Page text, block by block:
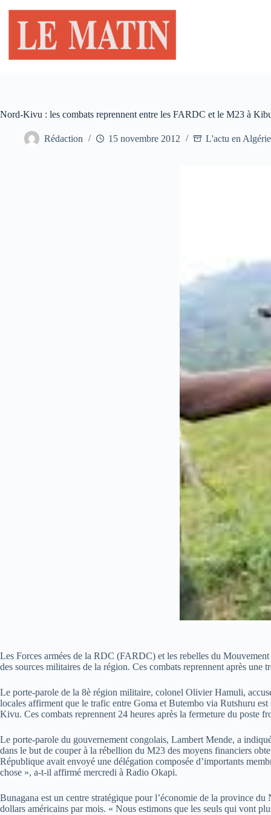
contenu
Nord-Kivu : les combats reprennent entre les FARDC et le M23 à
Rédaction 15 novembre 2012 L'actu en
Les Forces armées de la RDC (FARDC) et les rebelles du
des sources militaires de la région. Ces combats reprennent après une
Le porte-parole de la 8è région militaire, colonel Olivier Hamuli,
locales affirment que le trafic entre Goma et Butembo via Rutshuru
Kivu. Ces combats reprennent 24 heures après la fermeture du poste
Le porte-parole du gouvernement congolais, Lambert Mende, a
dans le but de couper à la rébellion du M23 des moyens financiers
République avait envoyé une délégation composée d’importants
chose », a-t-il affirmé mercredi à Radio Okapi.
Bunagana est un centre stratégique pour l’économie de la province
dollars américains par mois. « Nous estimons que les seuls qui vont